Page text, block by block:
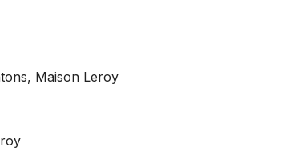
Maison Leroy